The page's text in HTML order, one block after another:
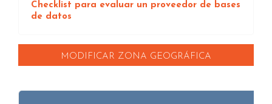
Checklist para evaluar un proveedor de bases
de datos
MODIFICAR ZONA GEOGRÁFICA